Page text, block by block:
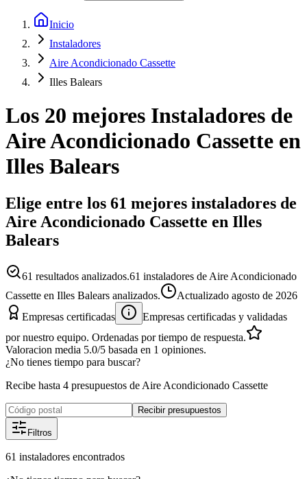
Inicio
Instaladores
Aire Acondicionado Cassette
Illes Balears
Los 20 mejores Instaladores de
Aire Acondicionado Cassette en
Illes Balears
Elige entre los 61 mejores instaladores de
Aire Acondicionado Cassette en Illes
Balears
61 resultados analizados.61 instaladores de Aire Acondicionado
Cassette en Illes Balears analizados.
Actualizado agosto de 2026
Empresas certificadas
Empresas certificadas y validadas
por nuestro equipo. Ordenadas por tiempo de respuesta.
Valoracion media 5.0/5 basada en 1 opiniones.
¿No tienes tiempo para buscar?
Recibe hasta 4 presupuestos de Aire Acondicionado Cassette
Recibir presupuestos
Filtros
61 instaladores encontrados